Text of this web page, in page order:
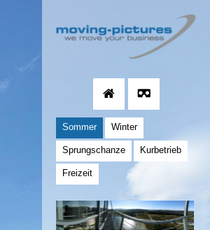
Sommer Winter
Sprungschanze Kurbetrieb
Freizeit